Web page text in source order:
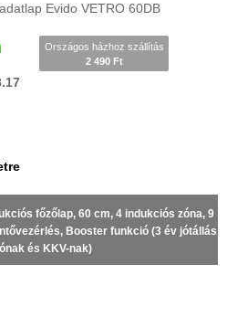
Evido VETRO 60DB
Országos házhoz szállítás
2 490 Ft
főzőlap, 60 cm, 4 indukciós zóna, 9
Booster funkció (3 év jótállás
és KKV-nak)